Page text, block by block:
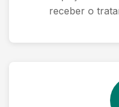
receber o